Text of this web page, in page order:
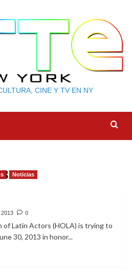
CINE Y TV EN NY
Noticias
0
of Latin Actors (HOLA) is trying to
30, 2013 in honor...